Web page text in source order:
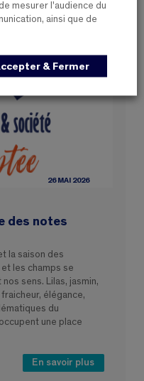
26 MAI 2026
des notes
la saison des
les champs se
sens. Lilas, jasmin,
élégance,
du
une place
En savoir plus
mesurer l'audience du
ainsi que de
& Fermer